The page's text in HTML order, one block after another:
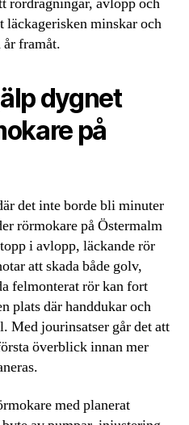
läckagerisken minskar och
år framåt.
dygnet
på
det inte borde bli minuter
rörmokare på Östermalm
i avlopp, läckande rör
att skada både golv,
felmonterat rör kan fort
plats där handdukar och
Med jourinsatser går det att
överblick innan mer
med planerat